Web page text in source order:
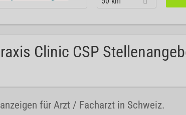
Clinic CSP
für Arzt / Facharzt in Schweiz.